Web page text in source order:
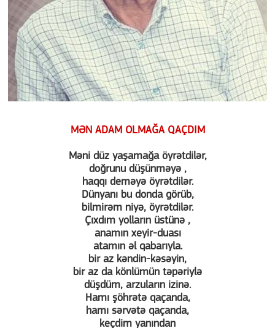
MƏN ADAM OLMAĞA QAÇDIM
Məni düz yaşamağa öyrətdilər,
doğrunu düşünməyə ,
haqqı deməyə öyrətdilər.
Dünyanı bu donda görüb,
bilmirəm niyə, öyrətdilər.
Çıxdım yolların üstünə ,
anamın xeyir-duası
atamın əl qabarıyla.
bir az kəndin-kəsəyin,
bir az da könlümün təpəriylə
düşdüm, arzuların izinə.
Hamı şöhrətə qaçanda,
hamı sərvətə qaçanda,
keçdim yanından